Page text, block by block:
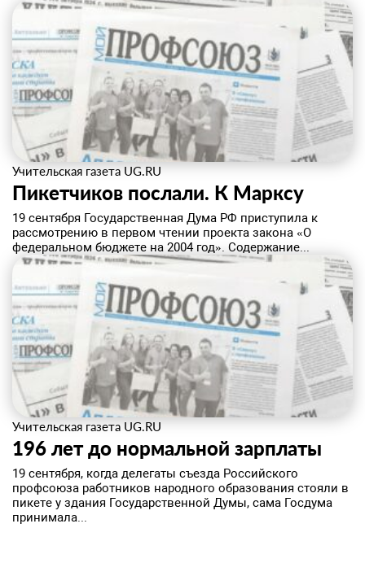
Учительская газета UG.RU
Пикетчиков послали. К Марксу
19 сентября Государственная Дума РФ приступила к
рассмотрению в первом чтении проекта закона «О
федеральном бюджете на 2004 год». Содержание...
Учительская газета UG.RU
196 лет до нормальной зарплаты
19 сентября, когда делегаты съезда Российского
профсоюза работников народного образования стояли в
пикете у здания Государственной Думы, сама Госдума
принимала...